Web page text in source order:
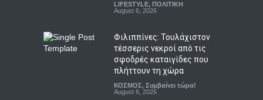
LIFESTYLE, ΠΟΛΙΤΙΚΗ
August 6, 2026
Φιλιππίνες: Τουλάχιστον
τέσσερις νεκροί από τις
σφοδρές καταιγίδες που
πλήττουν τη χώρα
ΚΟΣΜΟΣ, Συμβαίνει τώρα!
August 6, 2026